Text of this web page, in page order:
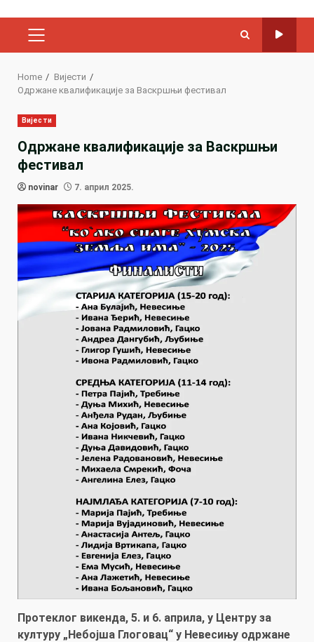
PRIMARY
Home
Вијести
Одржане квалификације за Васкршњи фестивал
Вијести
Одржане квалификације за Васкршњи
фестивал
novinar 7. април 2025.
Протеклог викенда, 5. и 6. априла, у Центру за
културу „Небојша Глоговац“ у Невесињу одржане